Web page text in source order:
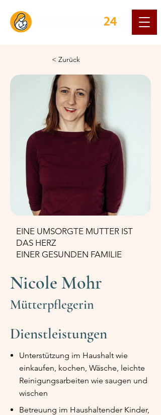
< Zurück
EINE UMSORGTE MUTTER IST
DAS HERZ
EINER GESUNDEN FAMILIE
Nicole Mohr
Mütterpflegerin
Dienstleistungen
Unterstützung im Haushalt wie
einkaufen, kochen, Wäsche, leichte
Reinigungsarbeiten wie saugen und
wischen
Betreuung im Haushaltender Kinder,